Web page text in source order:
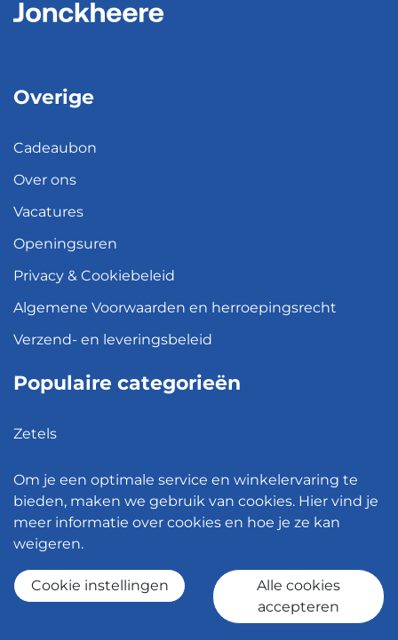
Overige
Cadeaubon
Over ons
Vacatures
Openingsuren
Privacy & Cookiebeleid
Algemene Voorwaarden en herroepingsrecht
Verzend- en leveringsbeleid
Populaire categorieën
Zetels
Hanglampen
Bureaustoelen
© 2026 - Meubelen Jonckheere -
Om je een optimale service en winkelervaring te
bieden, maken we gebruik van cookies. Hier vind je
meer informatie over cookies en hoe je ze kan
weigeren.
Cookie instellingen
Alle cookies
accepteren